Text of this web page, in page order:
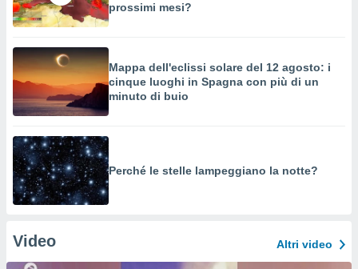
prossimi mesi?
Mappa dell'eclissi solare del 12 agosto: i
cinque luoghi in Spagna con più di un
minuto di buio
Perché le stelle lampeggiano la notte?
Video Altri video